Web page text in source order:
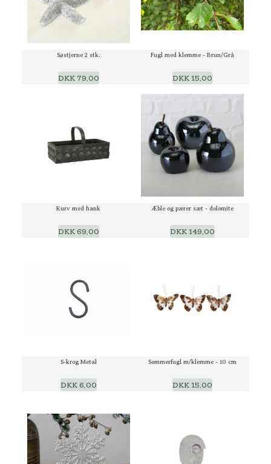
Søstjerne 2 stk.
DKK 79,00
Fugl med klemme - Brun/Grå
DKK 15,00
Kurv med hank
DKK 69,00
Æble og pærer sæt - dolomite
DKK 149,00
S-krog Metal
DKK 6,00
Sommerfugl m/klemme - 10 cm
DKK 15,00